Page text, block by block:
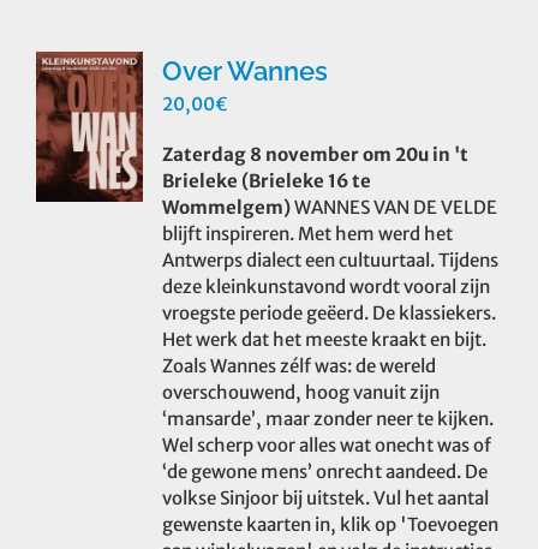
Over Wannes
20,00€
Zaterdag 8 november om 20u in 't
Brieleke (Brieleke 16 te
Wommelgem)WANNES VAN DE VELDE
blijft inspireren. Met hem werd het
Antwerps dialect een cultuurtaal. Tijdens
deze kleinkunstavond wordt vooral zijn
vroegste periode geëerd. De klassiekers.
Het werk dat het meeste kraakt en bijt.
Zoals Wannes zélf was: de wereld
overschouwend, hoog vanuit zijn
‘mansarde’, maar zonder neer te kijken.
Wel scherp voor alles wat onecht was of
‘de gewone mens’ onrecht aandeed. De
volkse Sinjoor bij uitstek. Vul het aantal
gewenste kaarten in, klik op 'Toevoegen